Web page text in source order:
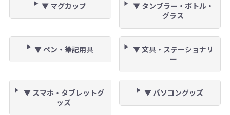
▼ マグカップ
▼ タンブラー・ボトル・
グラス
▼ ペン・筆記用具
▼ 文具・ステーショナリ
ー
▼ スマホ・タブレットグ
ッズ
▼ パソコングッズ